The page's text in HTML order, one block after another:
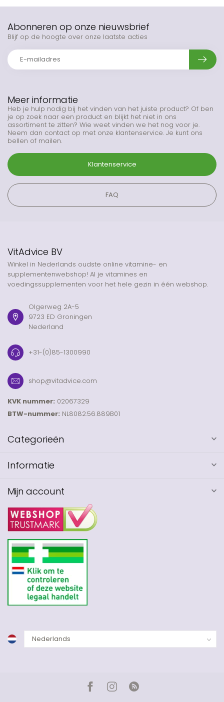
Meer informatie
Heb je hulp nodig bij het vinden van het juiste product? Of ben
je op zoek naar een product en blijkt het niet in ons
assortiment te zitten? Wie weet vinden we het nog voor je.
Neem dan contact op met onze klantenservice. Je kunt ons
bellen of mailen.
Klantenservice
FAQ
Abonneren op onze nieuwsbrief
Blijf op de hoogte over onze laatste acties
VitAdvice BV
Winkel in Nederlands oudste online vitamine- en
supplementenwebshop! Al je vitamines en
voedingssupplementen voor het hele gezin in één webshop.
Olgerweg 2A-5
9723 ED Groningen
Nederland
+31-(0)85-1300990
shop@vitadvice.com
KVK nummer: 02067329
BTW-nummer: NL8082.56.889B01
Categorieën
Informatie
Mijn account